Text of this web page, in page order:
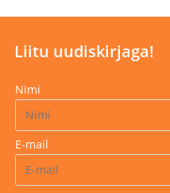
tootelehel.
Liitu uudiskirjaga!
Nimi
E-mail